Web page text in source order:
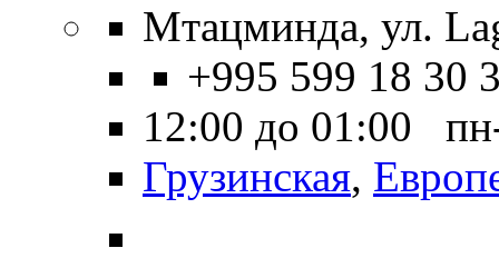
Мтацминда, ул.
+995 599 18 30
12:00 до 01:00
Грузинская,